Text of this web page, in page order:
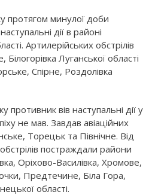
протягом минулої доби
дії в районі
Артилерійських обстрілів
Луганської області
Спірне, Роздолівка
вів наступальні дії у
не мав. Завдав авіаційних
Торецьк та Північне. Від
постраждали райони
Оріхово-Василівка, Хромове,
Предтечине, Біла Гора,
області.